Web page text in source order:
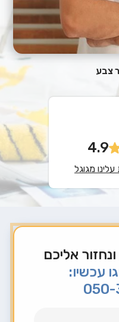
צבע
4.9
אליכם
עכשיו: